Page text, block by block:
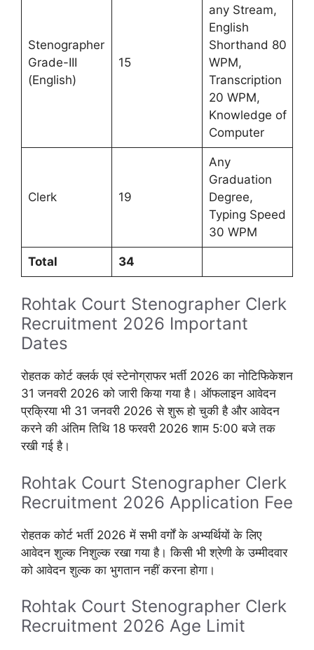
Stenographer
Grade-III
(English)
15
any Stream,
English
Shorthand 80
WPM,
Transcription
20 WPM,
Knowledge of
Computer
Clerk 19
Any
Graduation
Degree,
Typing Speed
30 WPM
Total 34
Rohtak Court Stenographer Clerk
Recruitment 2026 Important
Dates
रोहतक कोर्ट क्लर्क एवं स्टेनोग्राफर भर्ती 2026 का नोटिफिकेशन
31 जनवरी 2026 को जारी किया गया है। ऑफलाइन आवेदन
प्रक्रिया भी 31 जनवरी 2026 से शुरू हो चुकी है और आवेदन
करने की अंतिम तिथि 18 फरवरी 2026 शाम 5:00 बजे तक
रखी गई है।
Rohtak Court Stenographer Clerk
Recruitment 2026 Application Fee
रोहतक कोर्ट भर्ती 2026 में सभी वर्गों के अभ्यर्थियों के लिए
आवेदन शुल्क निशुल्क रखा गया है। किसी भी श्रेणी के उम्मीदवार
को आवेदन शुल्क का भुगतान नहीं करना होगा।
Rohtak Court Stenographer Clerk
Recruitment 2026 Age Limit